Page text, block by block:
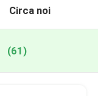
Circa noi
(61)